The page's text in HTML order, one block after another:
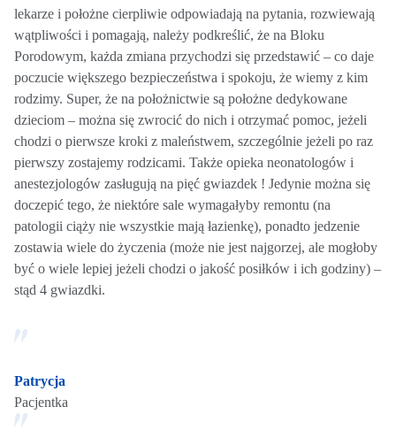
lekarze i położne cierpliwie odpowiadają na pytania, rozwiewają
wątpliwości i pomagają, należy podkreślić, że na Bloku
Porodowym, każda zmiana przychodzi się przedstawić – co daje
poczucie większego bezpieczeństwa i spokoju, że wiemy z kim
rodzimy. Super, że na położnictwie są położne dedykowane
dzieciom – można się zwrocić do nich i otrzymać pomoc, jeżeli
chodzi o pierwsze kroki z maleństwem, szczególnie jeżeli po raz
pierwszy zostajemy rodzicami. Także opieka neonatologów i
anestezjologów zasługują na pięć gwiazdek ! Jedynie można się
doczepić tego, że niektóre sale wymagałyby remontu (na
patologii ciąży nie wszystkie mają łazienkę), ponadto jedzenie
zostawia wiele do życzenia (może nie jest najgorzej, ale mogłoby
być o wiele lepiej jeżeli chodzi o jakość posiłków i ich godziny) –
stąd 4 gwiazdki.
Patrycja
Pacjentka